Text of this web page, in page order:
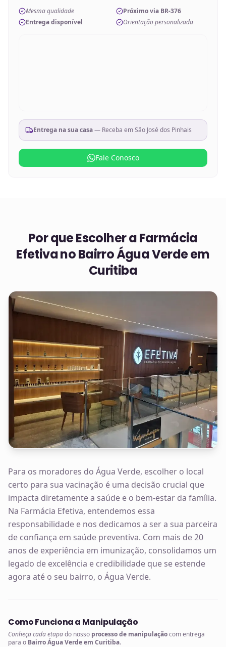
Mesma qualidade
Próximo via BR-376
Entrega disponível
Orientação personalizada
Entrega na sua casa— Receba emSão José dos Pinhais
Fale Conosco
Por que Escolher a Farmácia
Efetiva noBairro Água Verde em
Curitiba
Para os moradores do Água Verde, escolher o local
certo para sua vacinação é uma decisão crucial que
impacta diretamente a saúde e o bem-estar da família.
Na Farmácia Efetiva, entendemos essa
responsabilidade e nos dedicamos a ser a sua parceira
de confiança em saúde preventiva. Com mais de 20
anos de experiência em imunização, consolidamos um
legado de excelência e credibilidade que se estende
agora até o seu bairro, o Água Verde.
Como Funciona a Manipulação
Conheça cada etapado nosso processo de manipulaçãocom entrega
para o Bairro Água Verde em Curitiba.